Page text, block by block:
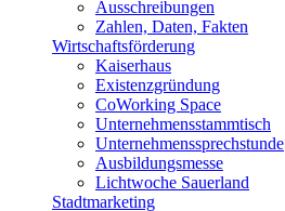
Ausschreibungen
Zahlen, Daten, Fakten
Wirtschaftsförderung
Kaiserhaus
Existenzgründung
CoWorking Space
Unternehmensstammtisch
Unternehmenssprechstunde
Ausbildungsmesse
Lichtwoche Sauerland
Stadtmarketing